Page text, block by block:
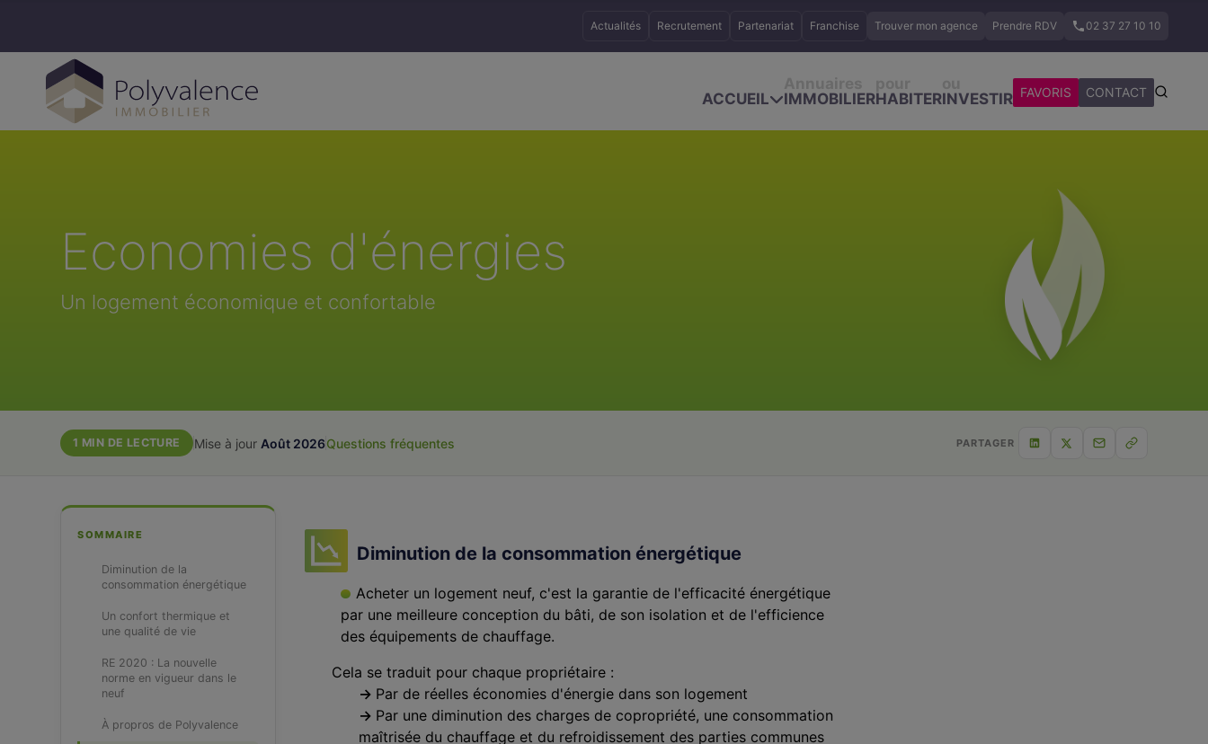
Actualités Recrutement Partenariat Franchise Trouver mon agence Prendre RDV 02 37 27 10 10
ACCUEIL
IMMOBILIERHABITERINVESTIR FAVORIS CONTACT
Economies d'énergies
Un logement économique et confortable
1 MIN DE LECTURE Mise à jour Août 2026Questions fréquentes PARTAGER
SOMMAIRE
Diminution de la
consommation énergétique
Un confort thermique et
une qualité de vie
RE 2020 : La nouvelle
norme en vigueur dans le
neuf
À propros de Polyvalence
Diminution de la consommation énergétique
Acheter un logement neuf, c'est la garantie de l'efficacité énergétique
par une meilleure conception du bâti, de son isolation et de l'efficience
des équipements de chauffage.
Cela se traduit pour chaque propriétaire :
→ Par de réelles économies d'énergie dans son logement
→ Par une diminution des charges de copropriété, une consommation
maîtrisée du chauffage et du refroidissement des parties communes